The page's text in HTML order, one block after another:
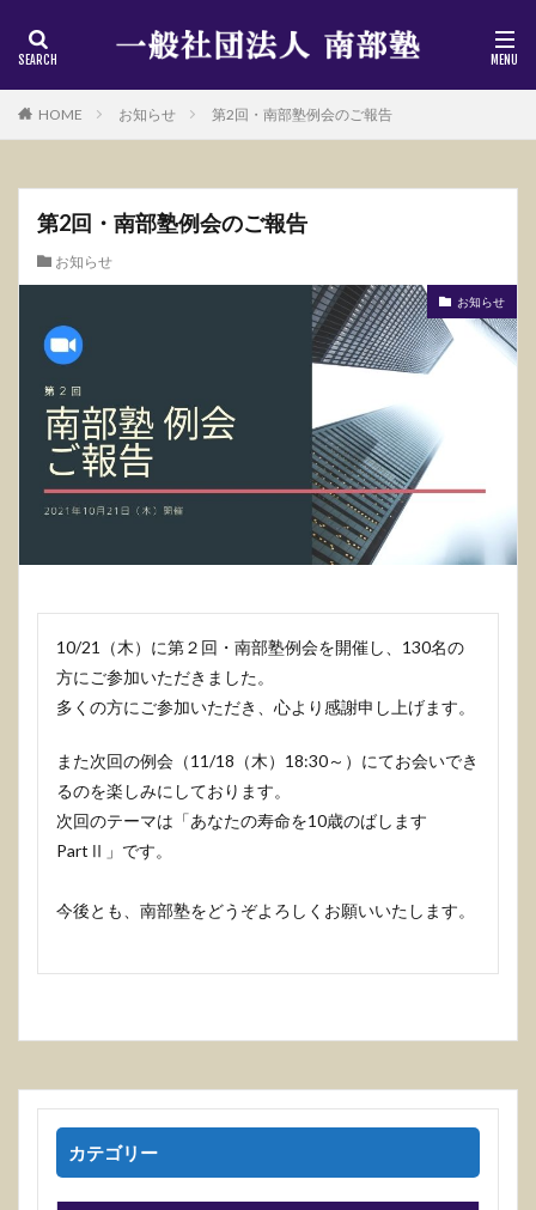
HOME お知らせ 第2回・南部塾例会のご報告
第2回・南部塾例会のご報告
お知らせ
お知らせ
10/21（木）に第２回・南部塾例会を開催し、130名の
方にご参加いただきました。
多くの方にご参加いただき、心より感謝申し上げます。
また次回の例会（11/18（木）18:30～）にてお会いでき
るのを楽しみにしております。
次回のテーマは「あなたの寿命を10歳のばします
PartⅡ」です。
今後とも、南部塾をどうぞよろしくお願いいたします。
カテゴリー